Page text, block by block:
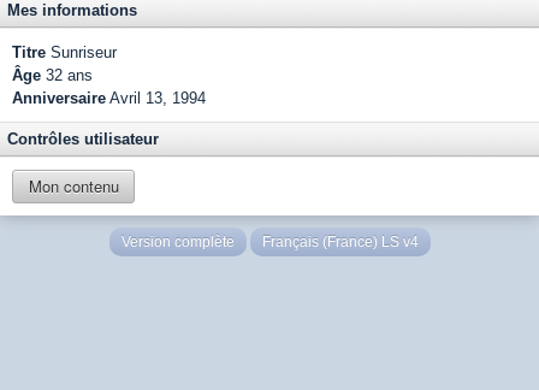
Mes informations
Titre Sunriseur
Âge 32 ans
Anniversaire Avril 13, 1994
Contrôles utilisateur
Mon contenu
Version complète Français (France) LS v4